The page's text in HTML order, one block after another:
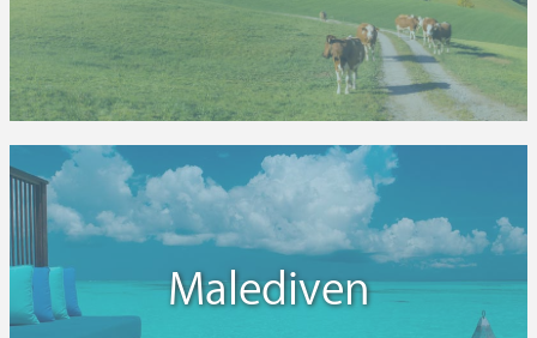
Malediven